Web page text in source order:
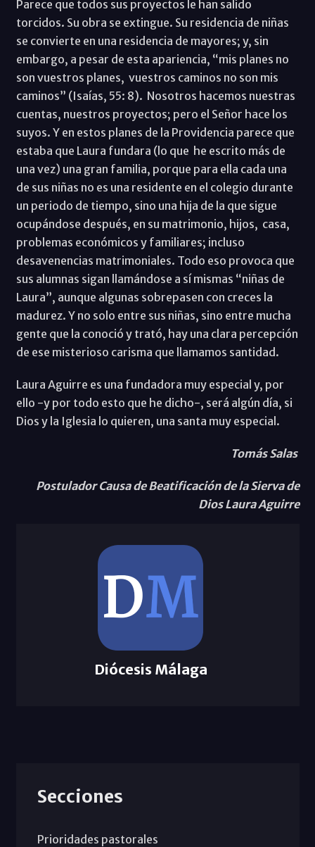
Parece que todos sus proyectos le han salido
torcidos. Su obra se extingue. Su residencia de niñas
se convierte en una residencia de mayores; y, sin
embargo, a pesar de esta apariencia, “mis planes no
son vuestros planes, vuestros caminos no son mis
caminos” (Isaías, 55: 8). Nosotros hacemos nuestras
cuentas, nuestros proyectos; pero el Señor hace los
suyos. Y en estos planes de la Providencia parece que
estaba que Laura fundara (lo que he escrito más de
una vez) una gran familia, porque para ella cada una
de sus niñas no es una residente en el colegio durante
un periodo de tiempo, sino una hija de la que sigue
ocupándose después, en su matrimonio, hijos, casa,
problemas económicos y familiares; incluso
desavenencias matrimoniales. Todo eso provoca que
sus alumnas sigan llamándose a sí mismas “niñas de
Laura”, aunque algunas sobrepasen con creces la
madurez. Y no solo entre sus niñas, sino entre mucha
gente que la conoció y trató, hay una clara percepción
de ese misterioso carisma que llamamos santidad.
Laura Aguirre es una fundadora muy especial y, por
ello -y por todo esto que he dicho-, será algún día, si
Dios y la Iglesia lo quieren, una santa muy especial.
Tomás Salas
Postulador Causa de Beatificación de la Sierva de
Dios Laura Aguirre
Diócesis Málaga
Secciones
Prioridades pastorales